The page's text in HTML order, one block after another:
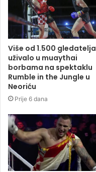
Više od 1.500 gledatelja
uživalo u muaythai
borbama na spektaklu
Rumble in the Jungle u
Neoriću
Prije 6 dana